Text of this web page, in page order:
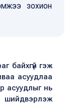
зохион
байхгүй гэж
асуудлаа
асуудлыг нь
шийдвэрлэж